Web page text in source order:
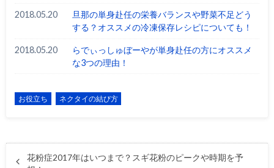
2018.05.20
旦那の単身赴任の栄養バランスや野菜不足どう
する？オススメの冷凍保存レシピについても！
2018.05.20
らでぃっしゅぼーやが単身赴任の方にオススメ
な3つの理由！
お役立ち ネクタイの結び方
花粉症2017年はいつまで？スギ花粉のピークや時期を予